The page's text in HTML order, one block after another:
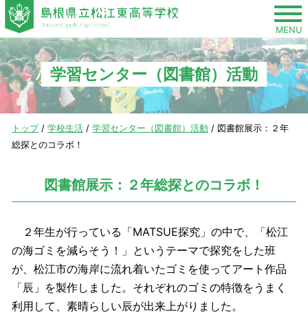
このページの本文へ
MENU
学習センター（図書館）活動
現
在
トップ/ 学校生活 / 学習センター（図書館）活動 / 図書館展示：２年
総探とのコラボ！
図書館展示：２年総探とのコラボ！
２年生が行っている「MATSUE探究」の中で、「松江
の海ゴミを減らそう！」というテーマで探究をした班
が、松江市の海岸に流れ着いたゴミを使ってアート作品
「辰」を製作しました。それぞれのゴミの特徴をうまく
利用して、素晴らしい辰が出来上がりました。